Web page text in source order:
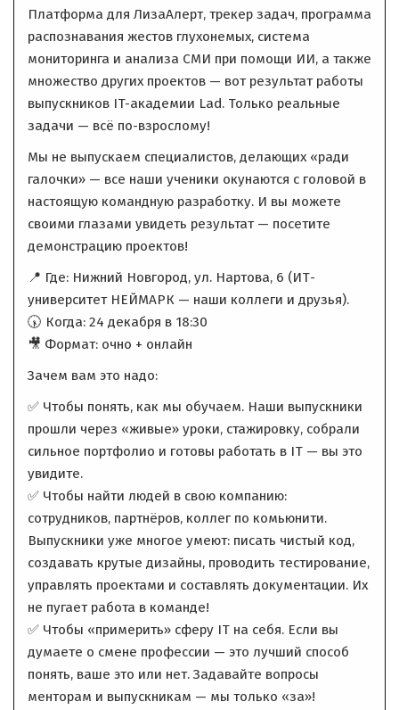
Платформа для ЛизаАлерт, трекер задач, программа
распознавания жестов глухонемых, система
мониторинга и анализа СМИ при помощи ИИ, а также
множество других проектов — вот результат работы
выпускников IT-академии Lad. Только реальные
задачи — всё по-взрослому!
Мы не выпускаем специалистов, делающих «ради
галочки» — все наши ученики окунаются с головой в
настоящую командную разработку. И вы можете
своими глазами увидеть результат — посетите
демонстрацию проектов!
📍 Где: Нижний Новгород, ул. Нартова, 6 (ИТ-
университет НЕЙМАРК — наши коллеги и друзья).
🕠 Когда: 24 декабря в 18:30
🎥 Формат: очно + онлайн
Зачем вам это надо:
✅ Чтобы понять, как мы обучаем. Наши выпускники
прошли через «живые» уроки, стажировку, собрали
сильное портфолио и готовы работать в IT — вы это
увидите.
✅ Чтобы найти людей в свою компанию:
сотрудников, партнёров, коллег по комьюнити.
Выпускники уже многое умеют: писать чистый код,
создавать крутые дизайны, проводить тестирование,
управлять проектами и составлять документации. Их
не пугает работа в команде!
✅ Чтобы «примерить» сферу IT на себя. Если вы
думаете о смене профессии — это лучший способ
понять, ваше это или нет. Задавайте вопросы
менторам и выпускникам — мы только «за»!